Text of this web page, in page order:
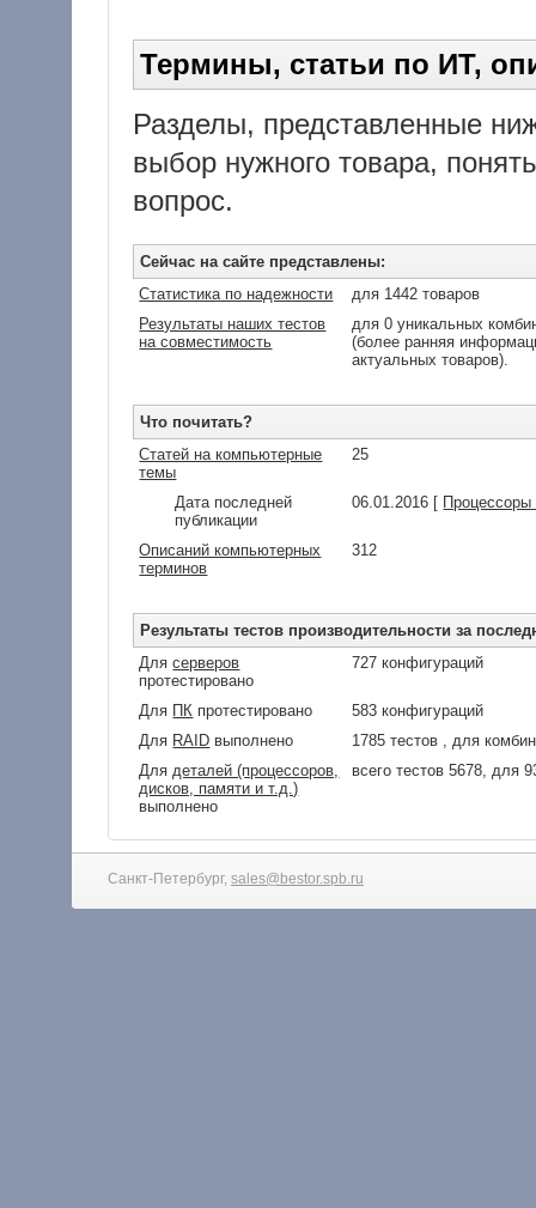
Термины, статьи по ИТ,
Разделы, представленные
выбор нужного товара,
вопрос.
Сейчас на сайте представлены:
Статистика по надежности
для 1442 товаров
Результаты наших тестов
на совместимость
для 0 уникальных
(более ранняя
актуальных товаров).
Что почитать?
Статей на компьютерные
темы
25
Дата последней
публикации
06.01.2016 [ Процессоры
Описаний компьютерных
терминов
312
Результаты тестов производительности за
Длясерверов
протестировано
727 конфигураций
Для ПК протестировано
583 конфигураций
Для RAID выполнено
1785 тестов , для
Для деталей (процессоров,
дисков, памяти и т.д.)
выполнено
всего тестов 5678, для
Санкт-Петербург, sales@bestor.spb.ru